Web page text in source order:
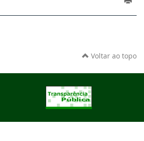
Voltar ao topo